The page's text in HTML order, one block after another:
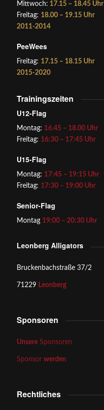
Mittwoch: 17.15 – 18.45 Uhr
Freitag: 18.00 – 19.15 Uhr
2011-2014
PeeWees
Freitag: 17.15 – 18.15 Uhr
2015-2020
Trainingszeiten
U12-Flag
Montag: 16.45 – 18.00 Uhr
Freitag: 16:30 – 17:45 Uhr
U15-Flag
Montag: 17:45 – 19:15 Uhr
Freitag: 17:30 – 19:00 Uhr
Senior-Flag
Montag 19:00 – 20:30 Uhr
Leonberg Alligators
Bruckenbachstraße 37/2
71229 Leonberg
Sponsoren
UnsereSponsoren
Sponsor werden
Rechtliches